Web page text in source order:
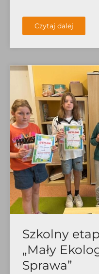
Czytaj dalej
Szkolny
„Mały
Sprawa”